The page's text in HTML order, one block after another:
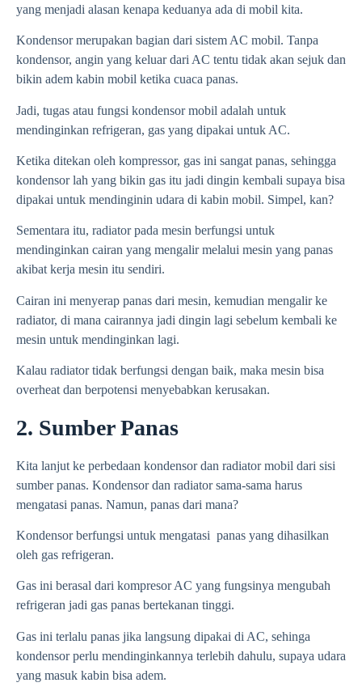
yang menjadi alasan kenapa keduanya ada di mobil kita.
Kondensor merupakan bagian dari sistem AC mobil. Tanpa
kondensor, angin yang keluar dari AC tentu tidak akan sejuk dan
bikin adem kabin mobil ketika cuaca panas.
Jadi, tugas atau fungsi kondensor mobil adalah untuk
mendinginkan refrigeran, gas yang dipakai untuk AC.
Ketika ditekan oleh kompressor, gas ini sangat panas, sehingga
kondensor lah yang bikin gas itu jadi dingin kembali supaya bisa
dipakai untuk mendinginin udara di kabin mobil. Simpel, kan?
Sementara itu, radiator pada mesin berfungsi untuk
mendinginkan cairan yang mengalir melalui mesin yang panas
akibat kerja mesin itu sendiri.
Cairan ini menyerap panas dari mesin, kemudian mengalir ke
radiator, di mana cairannya jadi dingin lagi sebelum kembali ke
mesin untuk mendinginkan lagi.
Kalau radiator tidak berfungsi dengan baik, maka mesin bisa
overheat dan berpotensi menyebabkan kerusakan.
2. Sumber Panas
Kita lanjut ke perbedaan kondensor dan radiator mobil dari sisi
sumber panas. Kondensor dan radiator sama-sama harus
mengatasi panas. Namun, panas dari mana?
Kondensor berfungsi untuk mengatasi panas yang dihasilkan
oleh gas refrigeran.
Gas ini berasal dari kompresor AC yang fungsinya mengubah
refrigeran jadi gas panas bertekanan tinggi.
Gas ini terlalu panas jika langsung dipakai di AC, sehinga
kondensor perlu mendinginkannya terlebih dahulu, supaya udara
yang masuk kabin bisa adem.